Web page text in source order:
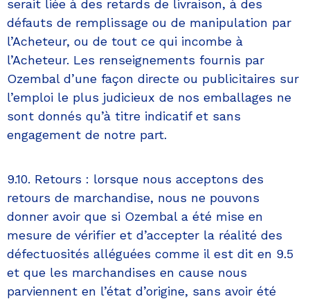
serait liée à des retards de livraison, à des
défauts de remplissage ou de manipulation par
l’Acheteur, ou de tout ce qui incombe à
l’Acheteur. Les renseignements fournis par
Ozembal d’une façon directe ou publicitaires sur
l’emploi le plus judicieux de nos emballages ne
sont donnés qu’à titre indicatif et sans
engagement de notre part.
9.10. Retours : lorsque nous acceptons des
retours de marchandise, nous ne pouvons
donner avoir que si Ozembal a été mise en
mesure de vérifier et d’accepter la réalité des
défectuosités alléguées comme il est dit en 9.5
et que les marchandises en cause nous
parviennent en l’état d’origine, sans avoir été